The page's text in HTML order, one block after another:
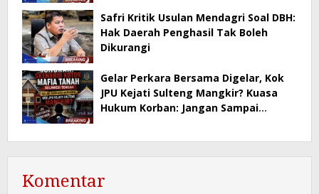
Safri Kritik Usulan Mendagri Soal DBH:
Hak Daerah Penghasil Tak Boleh
Dikurangi
Gelar Perkara Bersama Digelar, Kok
JPU Kejati Sulteng Mangkir? Kuasa
Hukum Korban: Jangan Sampai
Komentar